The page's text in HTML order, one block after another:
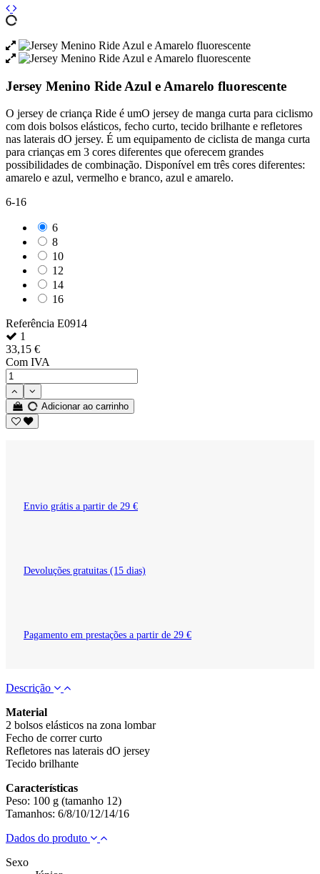
Jersey Menino Ride Azul e Amarelo fluorescente
O jersey de criança Ride é umO jersey de manga curta para ciclismo
com dois bolsos elásticos, fecho curto, tecido brilhante e refletores
nas laterais dO jersey. É um equipamento de ciclista de manga curta
para crianças em 3 cores diferentes que oferecem grandes
possibilidades de combinação. Disponível em três cores diferentes:
amarelo e azul, vermelho e branco, azul e amarelo.
6-16
6
8
10
12
14
16
Referência E0914
1
33,15 €
Com IVA
Adicionar ao carrinho
Envio grátis a partir de 29 €
Devoluções gratuitas (15 dias)
Pagamento em prestações a partir de 29 €
Descrição
Material
2 bolsos elásticos na zona lombar
Fecho de correr curto
Refletores nas laterais dO jersey
Tecido brilhante
Características
Peso: 100 g (tamanho 12)
Tamanhos: 6/8/10/12/14/16
Dados do produto
Sexo